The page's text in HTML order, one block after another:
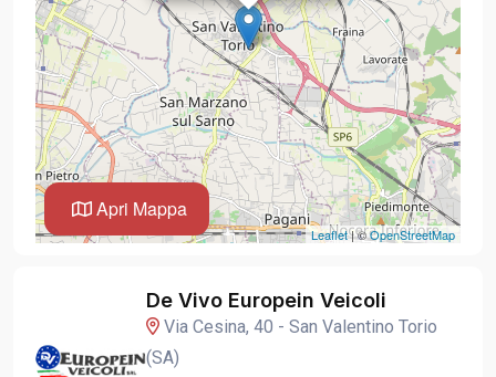
Apri Mappa
Leaflet| ©OpenStreetMap
De Vivo Europein Veicoli
Via Cesina, 40 - San Valentino Torio
(SA)